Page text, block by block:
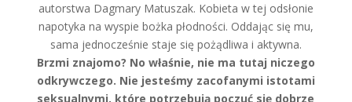
autorstwa Dagmary Matuszak. Kobieta w tej odsłonie
napotyka na wyspie bożka płodności. Oddając się mu,
sama jednocześnie staje się pożądliwa i aktywna.
Brzmi znajomo? No właśnie, nie ma tutaj niczego
odkrywczego. Nie jesteśmy zacofanymi istotami
seksualnymi, które potrzebują poczuć się dobrze